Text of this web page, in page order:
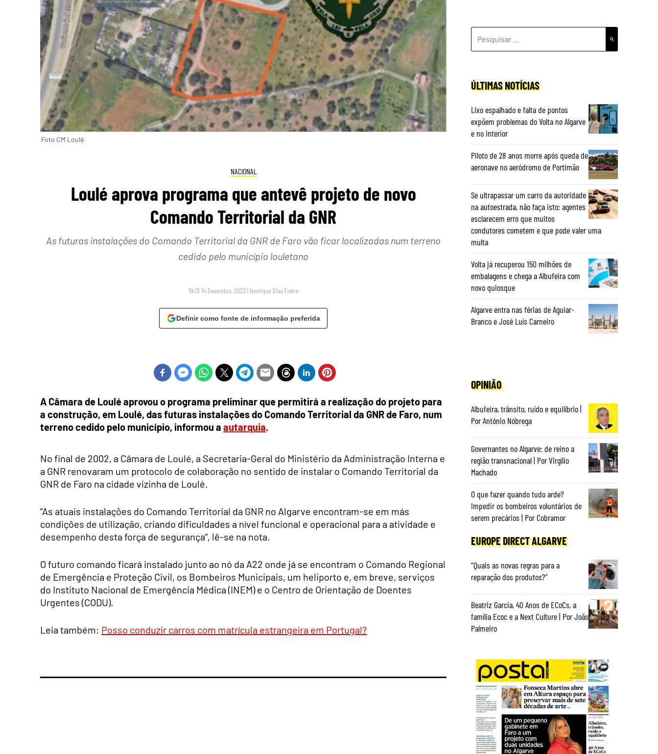
Foto CM Loulé
NACIONAL
Loulé aprova programa que antevê projeto de novo
Comando Territorial da GNR
As futuras instalações do Comando Territorial da GNR de Faro vão ficar localizadas num terreno
cedido pelo município louletano
19:13 14 Dezembro, 2023 | Henrique Dias Freire
Definir como fonte de informação preferida
A Câmara de Loulé aprovou o programa preliminar que permitirá a realização do projeto para
a construção, em Loulé, das futuras instalações do Comando Territorial da GNR de Faro, num
terreno cedido pelo município, informou a autarquia.
No final de 2002, a Câmara de Loulé, a Secretaria-Geral do Ministério da Administração Interna e
a GNR renovaram um protocolo de colaboração no sentido de instalar o Comando Territorial da
GNR de Faro na cidade vizinha de Loulé.
“As atuais instalações do Comando Territorial da GNR no Algarve encontram-se em más
condições de utilização, criando dificuldades a nível funcional e operacional para a atividade e
desempenho desta força de segurança”, lê-se na nota.
O futuro comando ficará instalado junto ao nó da A22 onde já se encontram o Comando Regional
de Emergência e Proteção Civil, os Bombeiros Municipais, um heliporto e, em breve, serviços
do Instituto Nacional de Emergência Médica (INEM) e o Centro de Orientação de Doentes
Urgentes (CODU).
Leia também: Posso conduzir carros com matrícula estrangeira em Portugal?
POR:
ÚLTIMAS NOTÍCIAS
Lixo espalhado e falta de pontos
expõem problemas do Volta no Algarve
e no interior
Piloto de 28 anos morre após queda de
aeronave no aeródromo de Portimão
Se ultrapassar um carro da autoridade
na autoestrada, não faça isto: agentes
esclarecem erro que muitos
condutores cometem e que pode valer uma
multa
Volta já recuperou 150 milhões de
embalagens e chega a Albufeira com
novo quiosque
Algarve entra nas férias de Aguiar-
Branco e José Luís Carneiro
OPINIÃO
Albufeira, trânsito, ruído e equilíbrio |
Por António Nóbrega
Governantes no Algarve: de reino a
região transnacional | Por Virgílio
Machado
O que fazer quando tudo arde?
Impedir os bombeiros voluntários de
serem precários | Por Cobramor
EUROPE DIRECT ALGARVE
“Quais as novas regras para a
reparação dos produtos?”
Beatriz Garcia, 40 Anos de ECoCs, a
família Ecoc e a Next Culture | Por João
Palmeiro